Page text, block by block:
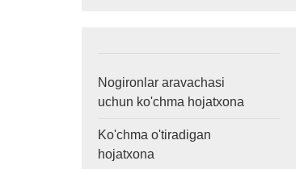
Nogironlar aravachasi
uchun ko'chma hojatxona
Ko'chma o'tiradigan
hojatxona